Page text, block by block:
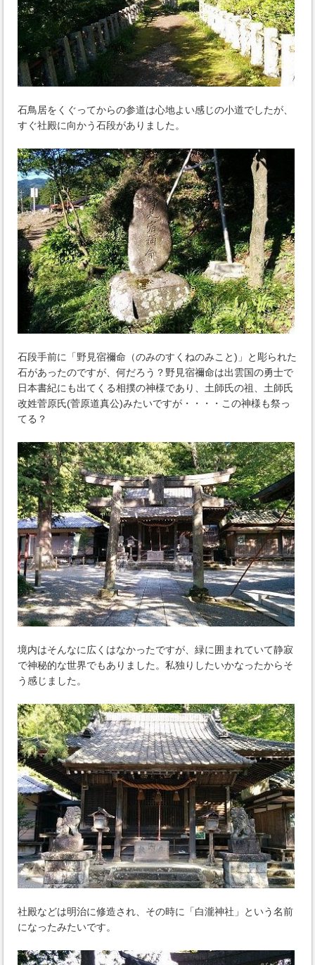
石鳥居をくぐってからの参道は心地よい感じの小道でしたが、
すぐ社殿に向かう石段がありました。
石段手前に「野見宿禰命（のみのすくねのみこと)」と彫られた
石があったのですが、何だろう？野見宿禰命は出雲国の勇士で
日本書紀にも出てくる相撲の神様であり、土師氏の祖、土師氏
改姓菅原氏(菅原道真公)みたいですが・・・・この神様も祭っ
てる？
境内はそんなに広くはなかったですが、緑に囲まれていて静寂
で神秘的な世界でもありました。私独りしたいかなったからそ
う感じました。
社殿などは明治に修造され、その時に「白瀧神社」という名前
になったみたいです。